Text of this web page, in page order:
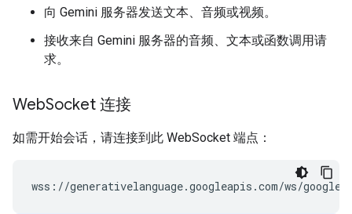
向 Gemini 服务器发送文本、音频或视频。
接收来自 Gemini 服务器的音频、文本或函数调用请
求。
WebSocket 连接
如需开始会话，请连接到此 WebSocket 端点：